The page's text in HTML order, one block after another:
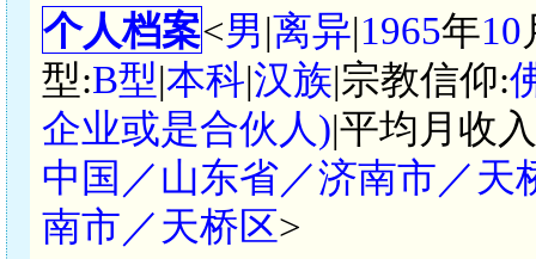
个人档案<男|离异|1965年10
型:B型|本科|汉族|宗教信仰:
企业或是合伙人)|平均月收
中国／山东省／济南市／天
南市／天桥区>